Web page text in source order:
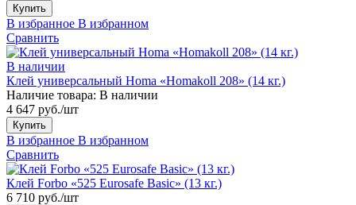
Купить
В избранное В избранном
Сравнить
В наличии
Клей универсальный Homa «Homakoll 208» (14 кг.)
Наличие товара: В наличии
4 647 руб./шт
Купить
В избранное В избранном
Сравнить
Клей Forbo «525 Eurosafe Basic» (13 кг.)
6 710 руб./шт